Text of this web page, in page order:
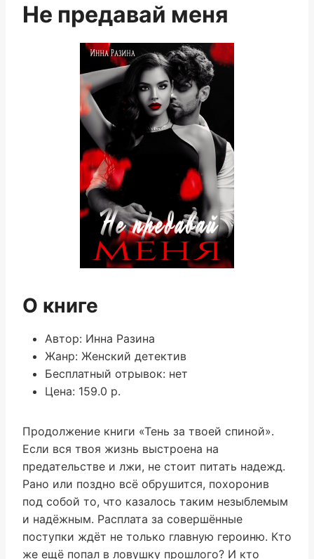
Не предавай меня
О книге
Автор: Инна Разина
Жанр: Женский детектив
Бесплатный отрывок: нет
Цена: 159.0 р.
Продолжение книги «Тень за твоей спиной».
Если вся твоя жизнь выстроена на
предательстве и лжи, не стоит питать надежд.
Рано или поздно всё обрушится, похоронив
под собой то, что казалось таким незыблемым
и надёжным. Расплата за совершённые
поступки ждёт не только главную героиню. Кто
же ещё попал в ловушку прошлого? И кто